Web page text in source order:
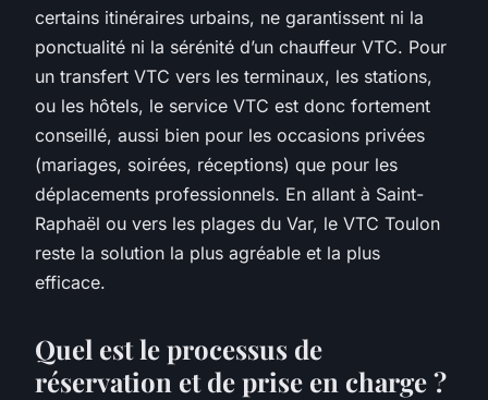
certains itinéraires urbains, ne garantissent ni la
ponctualité ni la sérénité d’un chauffeur VTC. Pour
un transfert VTC vers les terminaux, les stations,
ou les hôtels, le service VTC est donc fortement
conseillé, aussi bien pour les occasions privées
(mariages, soirées, réceptions) que pour les
déplacements professionnels. En allant à Saint-
Raphaël ou vers les plages du Var, le VTC Toulon
reste la solution la plus agréable et la plus
efficace.
Quel est le processus de
réservation et de prise en charge ?